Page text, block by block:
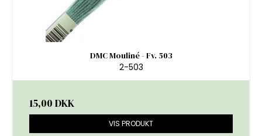
DMC Mouliné - Fv. 503
2-503
15,00 DKK
VIS PRODUKT